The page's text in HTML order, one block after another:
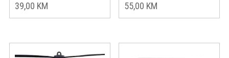
39,00 KM 55,00 KM